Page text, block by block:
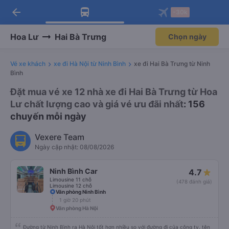
Tải app Vexere ngay!
Nhận ưu đãi thành viên độc
Mở app
Tải app Vexere
-30k/ghế khi đặt vé máy bay qua
Mở app
arrow_back
Hoa Lư Hai Bà Trưng Chọn ngày
Vé xe khách xe đi Hà Nội từ Ninh Bình
xe đi Hai Bà Trưng từ Ninh
Bình
Đặt mua vé xe 12 nhà xe đi Hai Bà Trưng từ Hoa
Lư chất lượng cao và giá vé ưu đãi nhất: 156
chuyến mỗi ngày
Vexere Team
Ngày cập nhật: 08/08/2026
Ninh Bình Car
Limousine 11 chỗ
Limousine 12 chỗ
4.7
(478 đánh giá)
Văn phòng Ninh Bình
1 giờ 20 phút
Văn phòng Hà Nội
Đường từ Ninh Bình ra Hà Nội tốt hơn nhiều so với đường đi của công ty, tên